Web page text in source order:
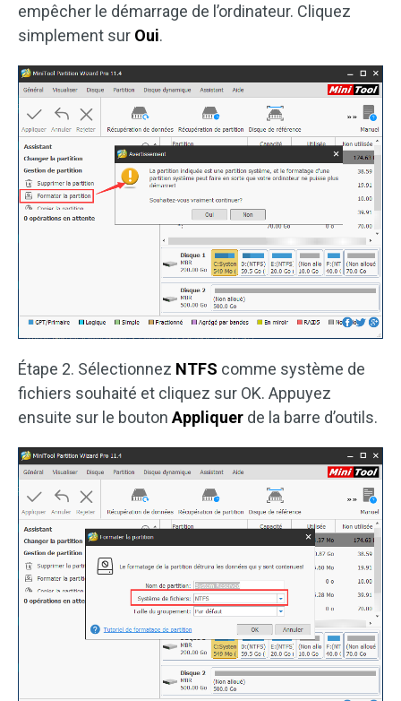
empêcher le démarrage de l’ordinateur. Cliquez
simplement sur Oui.
Étape 2. Sélectionnez NTFS comme système de
fichiers souhaité et cliquez sur OK. Appuyez
ensuite sur le bouton Appliquer de la barre d’outils.